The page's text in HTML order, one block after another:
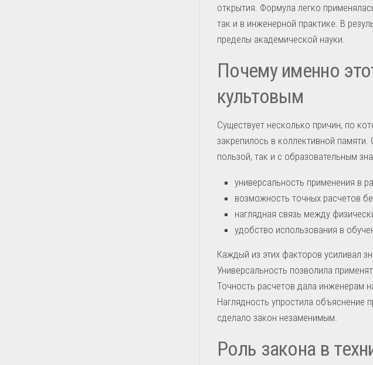
открытия. Формула легко
так и в инженерной практике. В
пределы академической науки.
Почему именно
культовым
Существует несколько причин, по
закрепилось в коллективной
пользой, так и с образовательным
универсальность применения в
возможность точных расчетов
наглядная связь между
удобство использования в
Каждый из этих факторов усиливал
Универсальность позволила
Точность расчетов дала инженерам
Наглядность упростила объяснение
сделало закон незаменимым.
Роль закона в